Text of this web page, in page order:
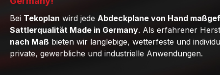
Bei Tekoplan wird jede Abdeckplane von Hand
Sattlerqualität Made in Germany. Als erfahrener
nach Maß bieten wir langlebige, wetterfeste und
private, gewerbliche und industrielle Anwendungen.